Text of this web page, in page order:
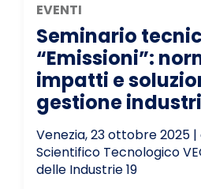
EVENTI
Seminario
“Emissioni”:
impatti e
gestione
Venezia, 23 ottobre 2025
Scientifico Tecnologico
delle Industrie 19